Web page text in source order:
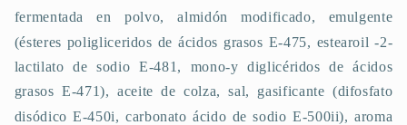
fermentada en polvo, almidón modificado, emulgente
(ésteres poligliceridos de ácidos grasos E-475, estearoil -2-
lactilato de sodio E-481, mono-y diglicéridos de ácidos
grasos E-471),aceite de colza, sal, gasificante (difosfato
disódico E-450i, carbonato ácido de sodio E-500ii),aroma